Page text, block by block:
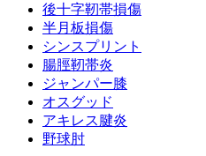
後十字靭帯損傷
半月板損傷
シンスプリント
腸脛靭帯炎
ジャンパー膝
オスグッド
アキレス腱炎
野球肘